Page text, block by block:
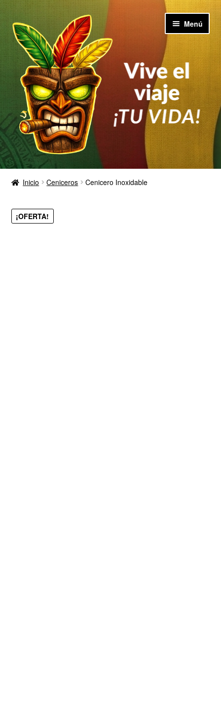
a
la
navegación
al
contenido
Menú
Inicio
Catalogo 2026
Inicio Ceniceros Cenicero Inoxidable
¡OFERTA!